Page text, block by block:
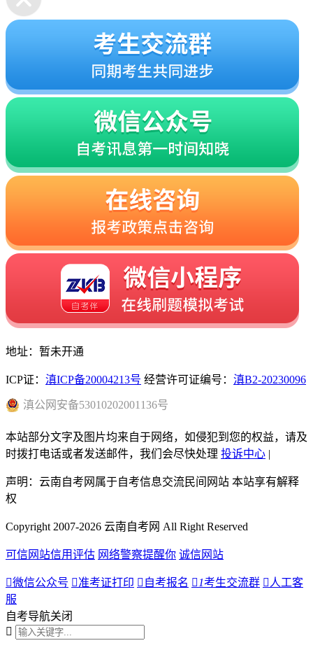
地址：暂未开通
ICP证： 滇ICP备20004213号 经营许可证编号： 滇B2-20230096
滇公网安备53010202001136号
本站部分文字及图片均来自于网络，如侵犯到您的权益，请及
时拨打电话或者发送邮件，我们会尽快处理 投诉中心 |
声明：云南自考网属于自考信息交流民间网站 本站享有解释
权
Copyright 2007-2026 云南自考网 All Right Reserved
可信网站信用评估 网络警察提醒你 诚信网站
微信公众号 准考证打印  自考报名  1考生交流群  人工客
服
自考导航关闭
